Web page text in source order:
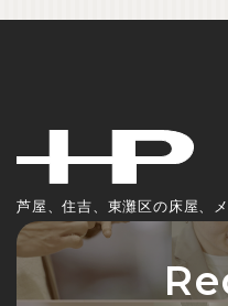
芦屋、住吉、東灘区の床屋、